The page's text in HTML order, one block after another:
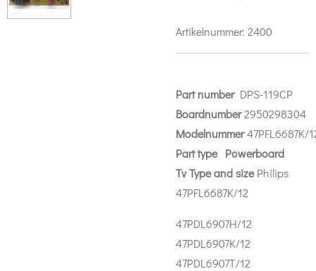
Artikelnummer: 2400
Part number DPS-119CP
Boardnumber2950298304
Modelnummer47PFL6687K/
Parttype Powerboard
Tv Type and sizePhilips
47PFL6687K/12
47PDL6907H/12
47PDL6907K/12
47PDL6907T/12